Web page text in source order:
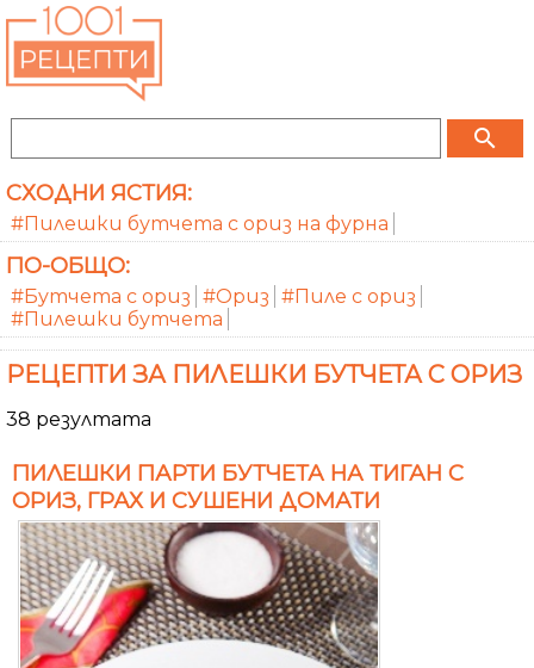
search
СХОДНИ ЯСТИЯ:
#Пилешки бутчета с ориз на фурна
ПО-ОБЩО:
#Бутчета с ориз #Ориз #Пиле с ориз
#Пилешки бутчета
РЕЦЕПТИ ЗА ПИЛЕШКИ БУТЧЕТА С ОРИЗ
38 резултата
ПИЛЕШКИ ПАРТИ БУТЧЕТА НА ТИГАН С
ОРИЗ, ГРАХ И СУШЕНИ ДОМАТИ